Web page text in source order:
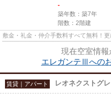
-
築年数：築7年
階数：2階建
敷金・礼金・仲介手数料すべて無料！
現在空室情報
エレガンテⅢへの
賃貸｜アパート レオネクストグ